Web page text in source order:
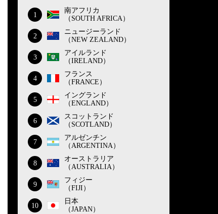
1
南アフリカ
（SOUTH AFRICA）
2
ニュージーランド
（NEW ZEALAND）
3
アイルランド
（IRELAND）
4
フランス
（FRANCE）
5
イングランド
（ENGLAND）
6
スコットランド
（SCOTLAND）
7
アルゼンチン
（ARGENTINA）
8
オーストラリア
（AUSTRALIA）
9
フィジー
（FIJI）
10
日本
（JAPAN）